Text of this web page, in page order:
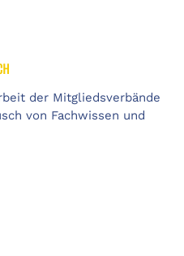
der Mitgliedsverbände
von Fachwissen und